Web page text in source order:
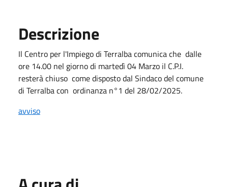
Descrizione
Il Centro per l'Impiego di Terralba comunica che dalle
ore 14.00 nel giorno di martedì 04 Marzo il C.P.I.
resterà chiuso come disposto dal Sindaco del comune
di Terralba con ordinanza n°1 del 28/02/2025.
avviso